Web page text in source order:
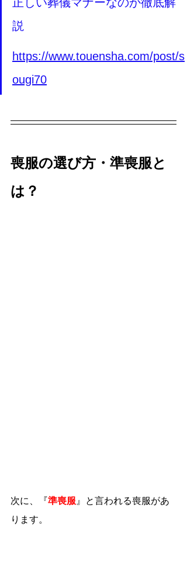
説
https://www.touensha.com/post/s
ougi70
喪服の選び方・準喪服と
は？
次に、『準喪服 』と言われる喪服があ
ります。